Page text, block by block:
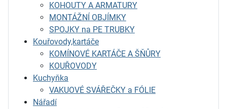
KOHOUTY A ARMATURY
MONTÁŽNÍ OBJÍMKY
SPOJKY na PE TRUBKY
Kouřovody,kartáče
KOMÍNOVÉ KARTÁČE A ŠŇŮRY
KOUŘOVODY
Kuchyňka
VAKUOVÉ SVÁŘEČKY a FÓLIE
Nářadí